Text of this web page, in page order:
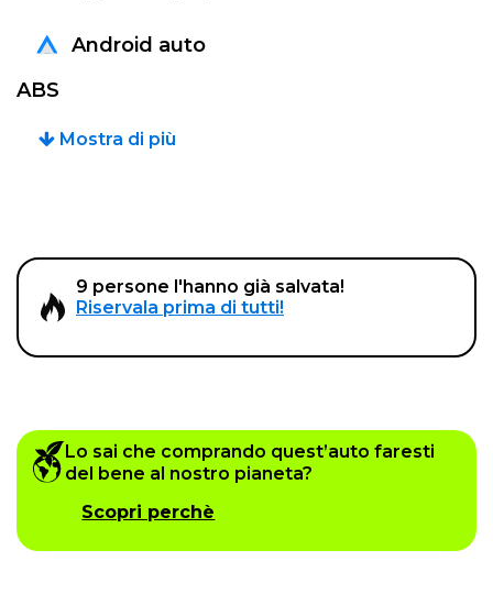
Android auto
ABS
Mostra di più
9 persone l'hanno già salvata!
Riservala prima di tutti!
Lo sai che comprando quest’auto faresti
del bene al nostro pianeta?
Scopri perchè